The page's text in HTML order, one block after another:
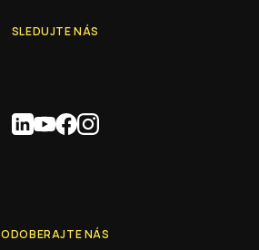
SLEDUJTE NÁS
ODOBERAJTE NÁS